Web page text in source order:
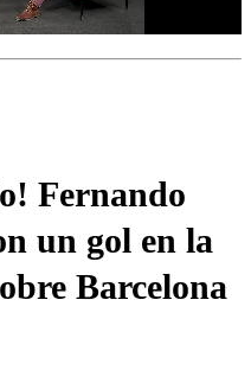
Fernando
un gol en la
Barcelona